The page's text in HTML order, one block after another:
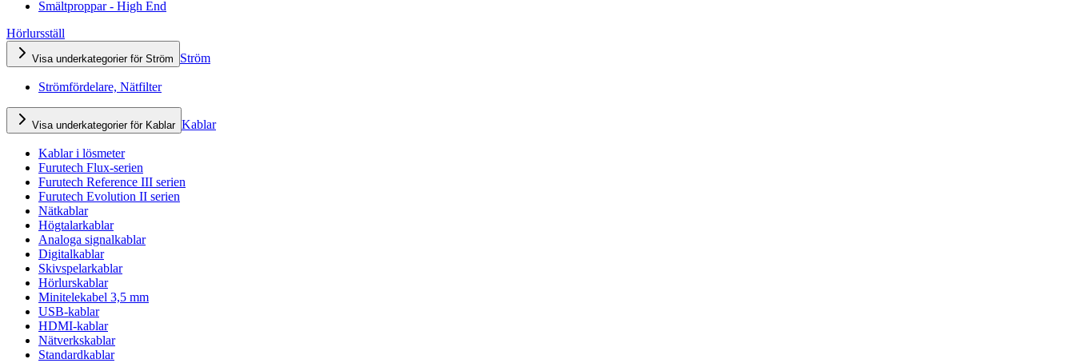
Smältproppar - High End
Hörlursställ
Visa underkategorier för Ström Ström
Strömfördelare, Nätfilter
Visa underkategorier för Kablar Kablar
Kablar i lösmeter
Furutech Flux-serien
Furutech Reference III serien
Furutech Evolution II serien
Nätkablar
Högtalarkablar
Analoga signalkablar
Digitalkablar
Skivspelarkablar
Hörlurskablar
Minitelekabel 3,5 mm
USB-kablar
HDMI-kablar
Nätverkskablar
Standardkablar